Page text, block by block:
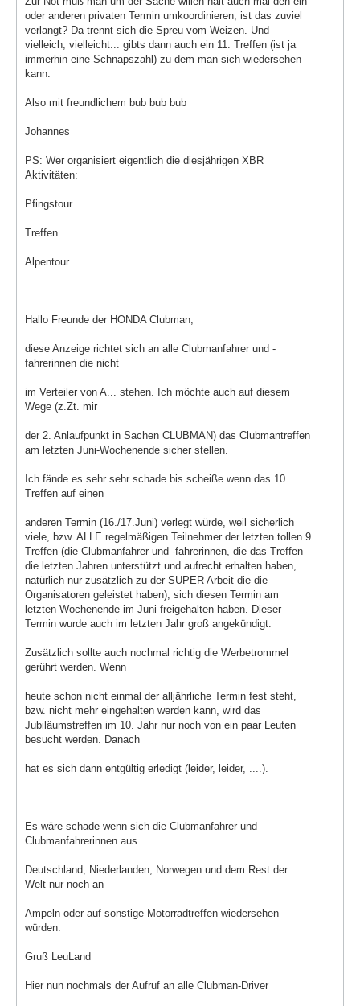
oder anderen privaten Termin umkoordinieren, ist das zuviel
verlangt? Da trennt sich die Spreu vom Weizen. Und
vielleich, vielleicht... gibts dann auch ein 11. Treffen (ist ja
immerhin eine Schnapszahl) zu dem man sich wiedersehen
kann.
Also mit freundlichem bub bub bub
Johannes
PS: Wer organisiert eigentlich die diesjährigen XBR
Aktivitäten:
Pfingstour
Treffen
Alpentour
Hallo Freunde der HONDA Clubman,
diese Anzeige richtet sich an alle Clubmanfahrer und -
fahrerinnen die nicht
im Verteiler von A... stehen. Ich möchte auch auf diesem
Wege (z.Zt. mir
der 2. Anlaufpunkt in Sachen CLUBMAN) das Clubmantreffen
am letzten Juni-Wochenende sicher stellen.
Ich fände es sehr sehr schade bis scheiße wenn das 10.
Treffen auf einen
anderen Termin (16./17.Juni) verlegt würde, weil sicherlich
viele, bzw. ALLE regelmäßigen Teilnehmer der letzten tollen 9
Treffen (die Clubmanfahrer und -fahrerinnen, die das Treffen
die letzten Jahren unterstützt und aufrecht erhalten haben,
natürlich nur zusätzlich zu der SUPER Arbeit die die
Organisatoren geleistet haben), sich diesen Termin am
letzten Wochenende im Juni freigehalten haben. Dieser
Termin wurde auch im letzten Jahr groß angekündigt.
Zusätzlich sollte auch nochmal richtig die Werbetrommel
gerührt werden. Wenn
heute schon nicht einmal der alljährliche Termin fest steht,
bzw. nicht mehr eingehalten werden kann, wird das
Jubiläumstreffen im 10. Jahr nur noch von ein paar Leuten
besucht werden. Danach
hat es sich dann entgültig erledigt (leider, leider, ....).
Es wäre schade wenn sich die Clubmanfahrer und
Clubmanfahrerinnen aus
Deutschland, Niederlanden, Norwegen und dem Rest der
Welt nur noch an
Ampeln oder auf sonstige Motorradtreffen wiedersehen
würden.
Gruß LeuLand
Hier nun nochmals der Aufruf an alle Clubman-Driver